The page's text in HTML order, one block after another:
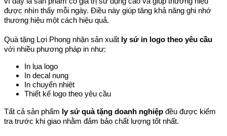
được nhìn thấy mỗi ngày. Điều này giúp tăng khả năng ghi nhớ
thương hiệu một cách hiệu quả.
Quà tặng Lợi Phong nhận sản xuất ly sứ in logo theo yêu cầu
với nhiều phương pháp in như:
In lụa logo
In decal nung
In chuyển nhiệt
Thiết kế logo theo yêu cầu
Tất cả sản phẩm ly sứ quà tặng doanh nghiệp đều được kiểm
tra trước khi giao nhằm đảm bảo chất lượng tốt nhất.